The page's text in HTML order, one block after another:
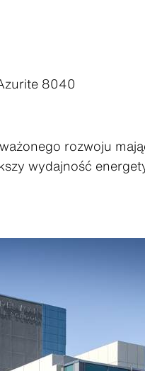
8040
rozwoju
wydajność